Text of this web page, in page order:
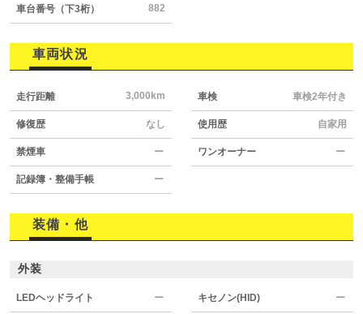
車台番号（下3桁） 882
車両状況
走行距離 3,000km 車検 車検2年付き
修復歴 なし 使用歴 自家用
禁煙車 ー ワンオーナー ー
記録簿・整備手帳 ー
装備・他
外装
LEDヘッドライト ー キセノン(HID) ー